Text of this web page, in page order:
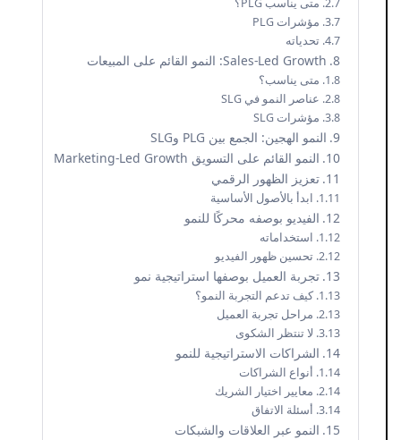
متى يناسب PLG؟
مؤشرات PLG
تحدياته
Sales-Led Growth: النمو القائم على المبيعات
متى يناسب؟
عناصر النمو في SLG
مؤشرات SLG
النمو الهجين: الجمع بين PLG وSLG
النمو القائم على التسويق Marketing-Led Growth
تعزيز الظهور الرقمي
ابدأ بالأصول الأساسية
الفيديو بوصفه محركًا للنمو
استخداماته
تحسين ظهور الفيديو
تجربة العميل بوصفها استراتيجية نمو
كيف تدعم التجربة النمو؟
مراحل تجربة العميل
لا تنتظر الشكوى
الشراكات الاستراتيجية للنمو
أنواع الشراكات
معايير اختيار الشريك
أسئلة الاتفاق
النمو عبر العلاقات والشبكات